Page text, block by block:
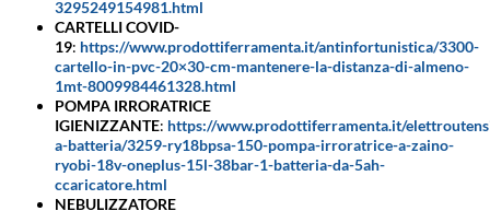
3295249154981.html
CARTELLI COVID-
19: https://www.prodottiferramenta.it/antinfortunistica/3300-
cartello-in-pvc-20×30-cm-mantenere-la-distanza-di-almeno-
1mt-8009984461328.html
POMPA IRRORATRICE
IGIENIZZANTE: https://www.prodottiferramenta.it/
a-batteria/3259-ry18bpsa-150-pompa-irroratrice-a-zaino-
ryobi-18v-oneplus-15l-38bar-1-batteria-da-5ah-
ccaricatore.html
NEBULIZZATORE